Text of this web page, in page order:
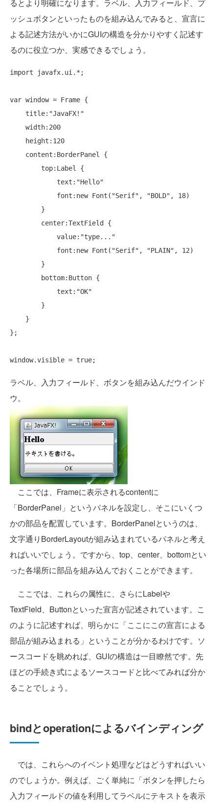
るとより明確になります。ラベル、入力フィールド、プ
ッシュボタンといったものを組み込んでみると、宣言に
よる記述方法がいかにGUIの構造を分かりやすく記述す
るのに役立つか、実感できるでしょう。
import javafx.ui.*;
var window = Frame {
    title:
"JavaFX!"
            text:
"Hello"
            font:
new Font( "Serif" , "BOLD" , 18)
            value:
"type..."
            font:
new Font( "Serif" , "PLAIN" , 12)
            text:
"OK"
};
window.visible = true
ラベル、入力フィールド、ボタンを組み込んだウインド
ウ。
ここでは、Frameに表示されるcontentに
「BorderPanel」というパネルを設定し、そこにいくつ
かの部品を配置しています。BorderPanelというのは、
文字通りBorderLayoutが組み込まれているパネルと考え
ればいいでしょう。ですから、top、center、bottomとい
った各場所に部品を組み込んでおくことができます。
ここでは、これらの属性に、さらにLabelや
TextField、Buttonといった宣言が記述されています。こ
のように記述すれば、明らかに「ここにこの宣言による
部品が組み込まれる」ということが分かるわけです。ソ
ースコードを眺めれば、GUIの構造は一目瞭然です。先
ほどの手続き式によるソースコードと比べてみれば分か
ることでしょう。
bindとoperationによるバインディング
では、これらへのイベント処理などはどうすればいい
のでしょうか。例えば、ごく単純に「ボタンを押したら
入力フィールドの値を利用してラベルにテキストを表示